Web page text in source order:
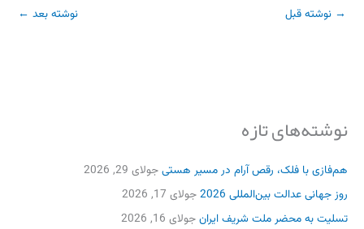
نوشته‌های تازه
هم‌فازی با فلک، رقص آرام در مسیر هستیجولای 29, 2026
روز جهانی عدالت بین‌المللی 2026
جولای 17, 2026
تسلیت به محضر ملت شریف ایرانجولای 16, 2026
→ نوشته قبل نوشته بعد ←